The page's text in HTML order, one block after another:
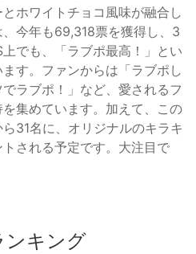
ホワイトチョコ風味が融合し
今年も69,318票を獲得し、3
でも、「ラブポ最高！」とい
す。ファンからは「ラブポし
ラブポ！」など、愛されるフ
集めています。加えて、この
31名に、オリジナルのキラキ
される予定です。大注目で
ンキング